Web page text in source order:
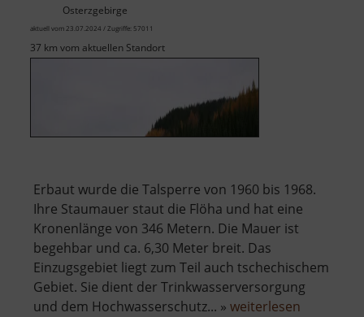
Osterzgebirge
aktuell vom 23.07.2024 / Zugriffe: 57011
37 km vom aktuellen Standort
Erbaut wurde die Talsperre von 1960 bis 1968.
Ihre Staumauer staut die Flöha und hat eine
Kronenlänge von 346 Metern. Die Mauer ist
begehbar und ca. 6,30 Meter breit. Das
Einzugsgebiet liegt zum Teil auch tschechischem
Gebiet. Sie dient der Trinkwasserversorgung
und dem Hochwasserschutz... » weiterlesen